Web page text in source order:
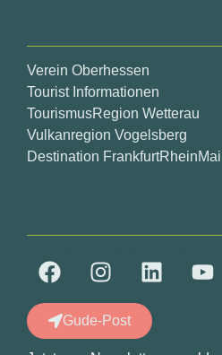
Verein Oberhessen
Tourist Informationen
TourismusRegion Wetterau
Vulkanregion Vogelsberg
Destination
Gude-Post